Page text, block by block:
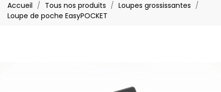
Accueil Tous nos produits
Loupes grossissantes
Loupe de poche EasyPOCKET